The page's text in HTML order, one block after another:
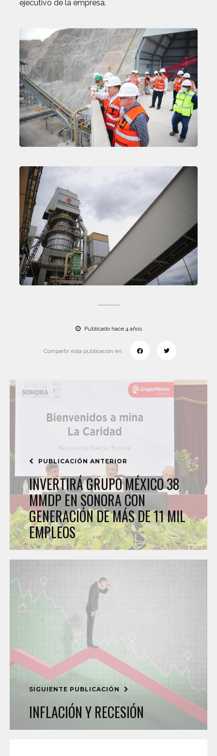
ejecutivo de la empresa.
Publicado hace 4 años
Compartir esta publicación en:
PUBLICACIÓN ANTERIOR
INVERTIRÁ GRUPO MÉXICO 38
MMDP EN SONORA CON
GENERACIÓN DE MÁS DE 11 MIL
EMPLEOS
SIGUIENTE PUBLICACIÓN
INFLACIÓN Y RECESIÓN